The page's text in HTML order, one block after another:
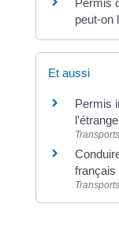
Permis
peut-on
Et aussi
Permis
français